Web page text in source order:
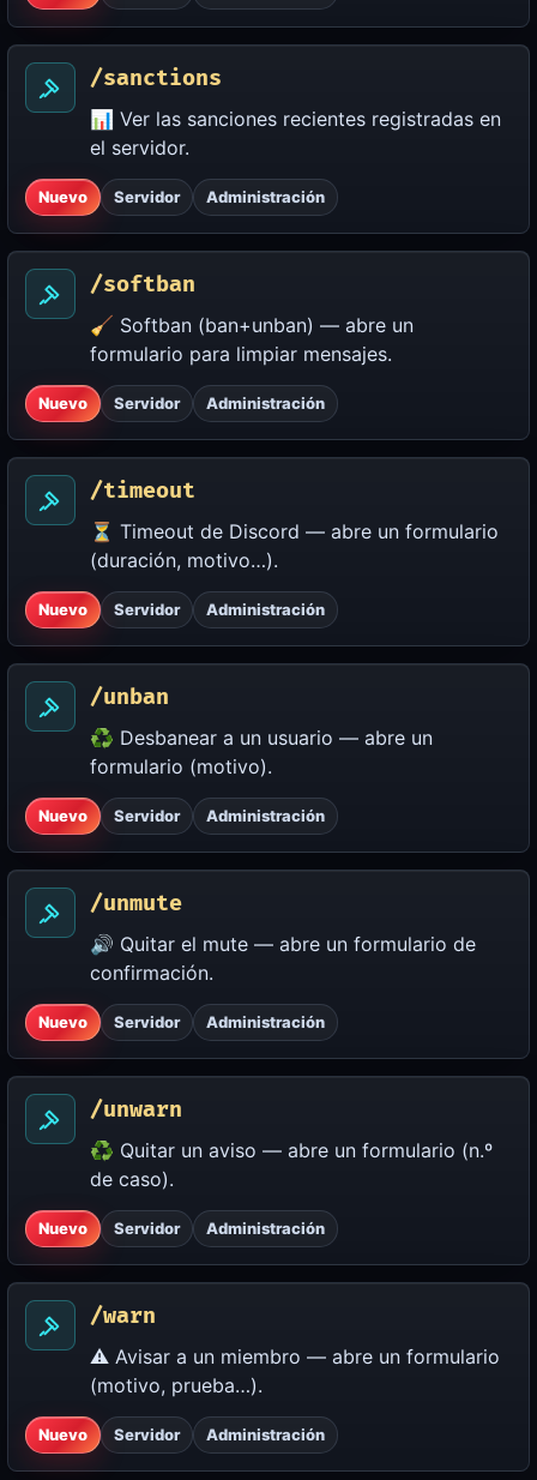
/sanctions
📊 Ver las sanciones recientes registradas en
el servidor.
Nuevo Servidor Administración
/softban
🧹 Softban (ban+unban) — abre un
formulario para limpiar mensajes.
Nuevo Servidor Administración
/timeout
⏳ Timeout de Discord — abre un formulario
(duración, motivo…).
Nuevo Servidor Administración
/unban
♻️ Desbanear a un usuario — abre un
formulario (motivo).
Nuevo Servidor Administración
/unmute
🔊 Quitar el mute — abre un formulario de
confirmación.
Nuevo Servidor Administración
/unwarn
♻️ Quitar un aviso — abre un formulario (n.º
de caso).
Nuevo Servidor Administración
/warn
⚠️ Avisar a un miembro — abre un formulario
(motivo, prueba…).
Nuevo Servidor Administración